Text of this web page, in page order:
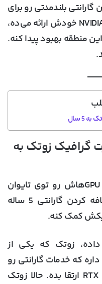
گارانتی بلند‌مدتی رو برای
کارت‌های گرافیک NVIDIA GeForce RTX خودش ارائه می‌ده،
منطقه بهبود پیدا کنه.
5 سال
گرافیک زوتک به
زوتک تصمیم داره پشتیبانی از GPU‌هاش رو توی تایوان
بهبود بده. در همین راستا اضافه کردن گارانتی 5 ساله
کمک کنه.
زوتک که یکی از
که خدمات گارانتی رو
برای سری کارت‌ گرافیک‌های RTX 40 ارتقا بده. حالا زوتک